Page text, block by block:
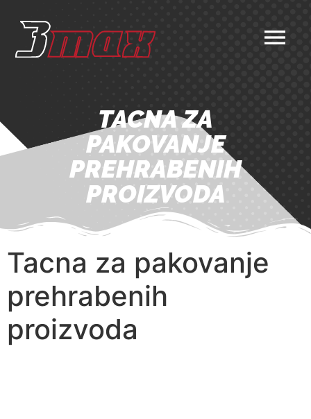
TACNA ZA
PAKOVANJE
PREHRABENIH
PROIZVODA
Tacna za pakovanje
prehrabenih
proizvoda